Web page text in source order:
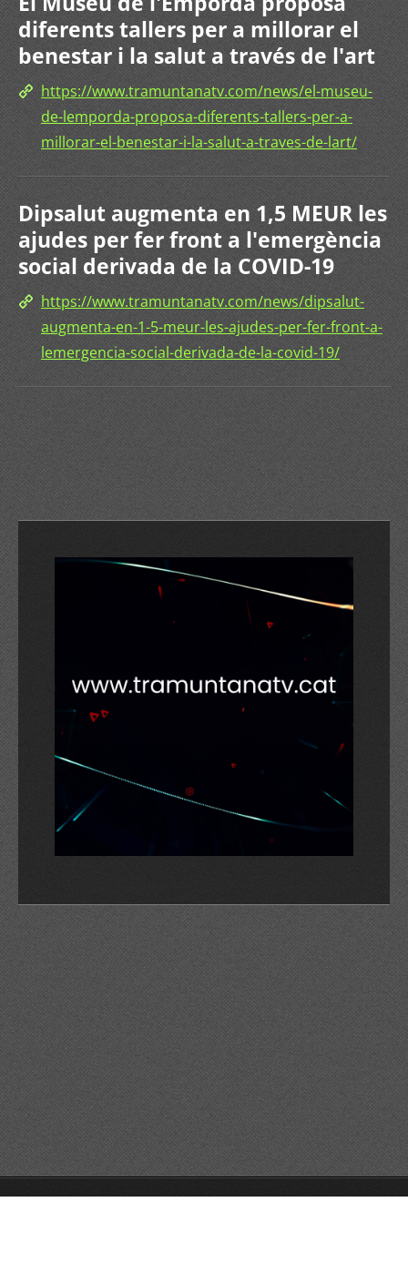
diferents tallers per a millorar el
benestar i la salut a través de l'art
https://www.tramuntanatv.com/news/el-museu-
de-lemporda-proposa-diferents-tallers-per-a-
millorar-el-benestar-i-la-salut-a-traves-de-lart/
Dipsalut augmenta en 1,5 MEUR les
ajudes per fer front a l'emergència
social derivada de la COVID-19
https://www.tramuntanatv.com/news/dipsalut-
augmenta-en-1-5-meur-les-ajudes-per-fer-front-a-
lemergencia-social-derivada-de-la-covid-19/